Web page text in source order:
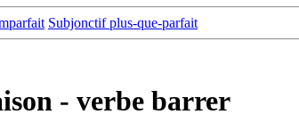
Subjonctif plus-que-parfait
- verbe barrer